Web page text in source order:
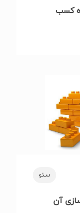
کسب
سئو
آن